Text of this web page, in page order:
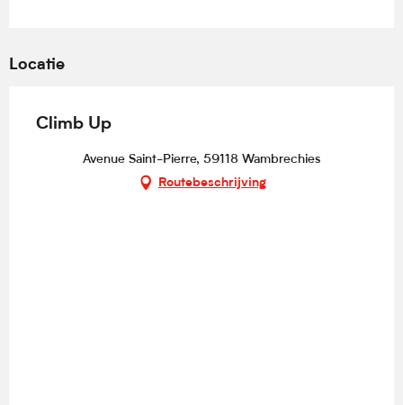
Locatie
Climb Up
Avenue Saint-Pierre, 59118 Wambrechies
Routebeschrijving